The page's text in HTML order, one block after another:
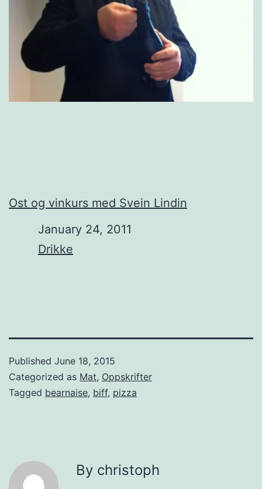
Ost og vinkurs med Svein Lindin
January 24, 2011
In relation to
Drikke
Published June 18, 2015
Categorized as Mat, Oppskrifter
Tagged bearnaise, biff, pizza
By christoph